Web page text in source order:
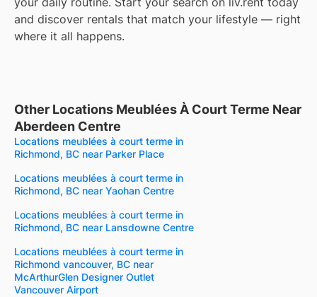
and discover rentals that match your lifestyle — right
where it all happens.
Other Locations Meublées À Court Terme Near
Aberdeen Centre
Locations meublées à court terme in
Richmond, BC near Parker Place
Locations meublées à court terme in
Richmond, BC near Yaohan Centre
Locations meublées à court terme in
Richmond, BC near Lansdowne Centre
Locations meublées à court terme in
Richmond vancouver, BC near
McArthurGlen Designer Outlet
Vancouver Airport